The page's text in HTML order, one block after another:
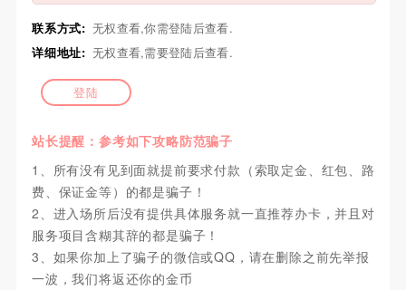
联系方式: 无权查看,你需登陆后查看.
详细地址: 无权查看,需要登陆后查看.
登陆
站长提醒：参考如下攻略防范骗子
1、所有没有见到面就提前要求付款（索取定金、红包、路
费、保证金等）的都是骗子！
2、进入场所后没有提供具体服务就一直推荐办卡，并且对
服务项目含糊其辞的都是骗子！
3、如果你加上了骗子的微信或QQ，请在删除之前先举报
一波，我们将返还你的金币